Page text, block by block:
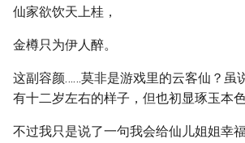
仙家欲饮天上桂，
金樽只为伊人醉。
这副容颜……莫非是游戏里的云客仙？虽
有十二岁左右的样子，但也初显琢玉本色
不过我只是说了一句我会给仙儿姐姐幸